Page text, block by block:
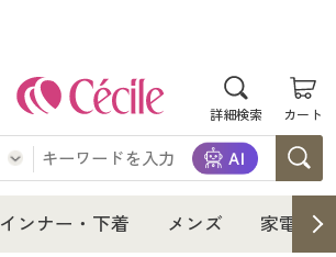
詳細検索 カート
インナー・下着 メンズ 家電・